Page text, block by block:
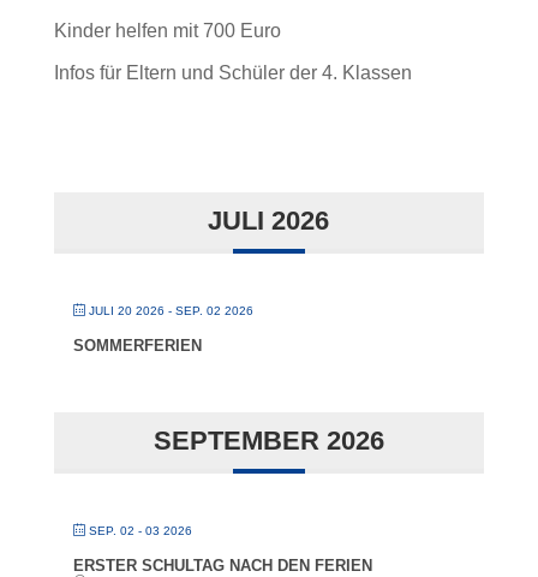
Kinder helfen mit 700 Euro
Infos für Eltern und Schüler der 4. Klassen
JULI 2026
JULI 20 2026 - SEP. 02 2026
SOMMERFERIEN
SEPTEMBER 2026
SEP. 02 - 03 2026
ERSTER SCHULTAG NACH DEN FERIEN